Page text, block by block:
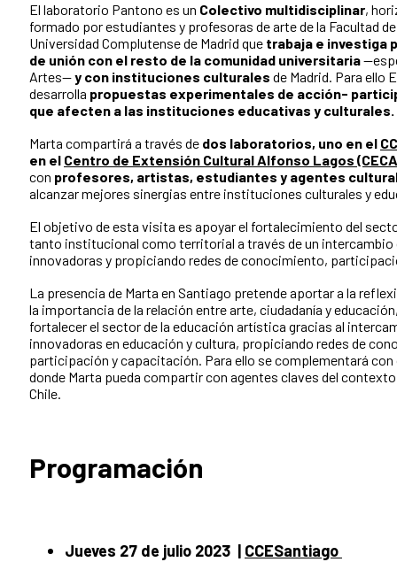
El laboratorio Pantono es un Colectivo multidisciplinar,
formado por estudiantes y profesoras de arte de la Facultad
Universidad Complutense de Madrid que trabaja e investiga
de unión con el resto de la comunidad universitaria
Artes—y con instituciones culturales de Madrid. Para ello
desarrolla propuestas experimentales de acción-
que afecten a las instituciones educativas y culturales.
Marta compartirá a través de dos laboratorios, uno en el
en el Centro de Extensión Cultural Alfonso Lagos
con profesores, artistas, estudiantes y agentes
alcanzar mejores sinergias entre instituciones culturales y
El objetivo de esta visita es apoyar el fortalecimiento del
tanto institucional como territorial a través de un intercambio
innovadoras y propiciando redes de conocimiento,
La presencia de Marta en Santiago pretende aportar a la
la importancia de la relación entre arte, ciudadanía y
fortalecer el sector de la educación artística gracias al
innovadoras en educación y cultura, propiciando redes de
participación y capacitación. Para ello se complementará
donde Marta pueda compartir con agentes claves del
Chile.
Programación
Jueves 27 de julio 2023 | CCESantiago